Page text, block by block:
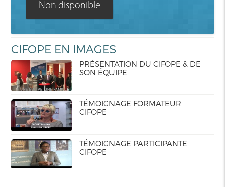
Non disponible
CIFOPE EN IMAGES
PRÉSENTATION DU CIFOPE & DE
SON ÉQUIPE
TÉMOIGNAGE FORMATEUR
CIFOPE
TÉMOIGNAGE PARTICIPANTE
CIFOPE